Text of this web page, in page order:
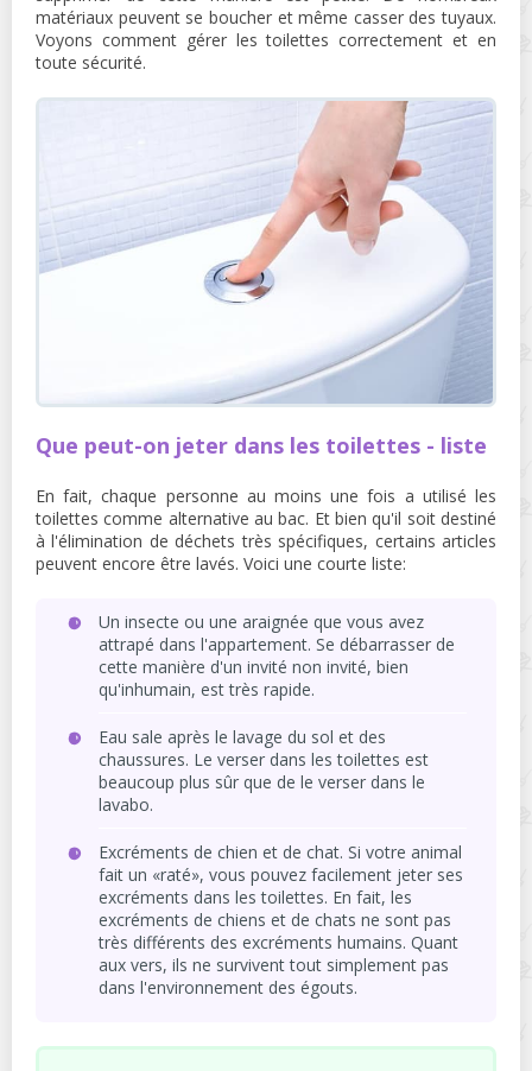
matériaux peuvent se boucher et même casser des tuyaux.
Voyons comment gérer les toilettes correctement et en
toute sécurité.
Que peut-on jeter dans les toilettes - liste
En fait, chaque personne au moins une fois a utilisé les
toilettes comme alternative au bac. Et bien qu'il soit destiné
à l'élimination de déchets très spécifiques, certains articles
peuvent encore être lavés. Voici une courte liste:
Un insecte ou une araignée que vous avez
attrapé dans l'appartement. Se débarrasser de
cette manière d'un invité non invité, bien
qu'inhumain, est très rapide.
Eau sale après le lavage du sol et des
chaussures. Le verser dans les toilettes est
beaucoup plus sûr que de le verser dans le
lavabo.
Excréments de chien et de chat. Si votre animal
fait un «raté», vous pouvez facilement jeter ses
excréments dans les toilettes. En fait, les
excréments de chiens et de chats ne sont pas
très différents des excréments humains. Quant
aux vers, ils ne survivent tout simplement pas
dans l'environnement des égouts.